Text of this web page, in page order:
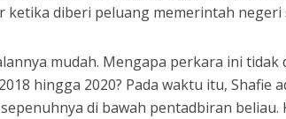
ketika diberi peluang memerintah negeri
mudah. Mengapa perkara ini
hingga 2020? Pada waktu itu, Shafie
di bawah pentadbiran